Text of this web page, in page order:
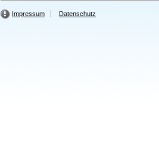
Impressum Datenschutz